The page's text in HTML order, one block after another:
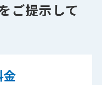
ご提示して
金